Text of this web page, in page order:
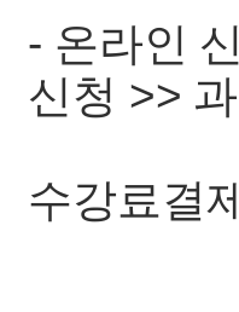
- 온라인
신청 >>
수강료결